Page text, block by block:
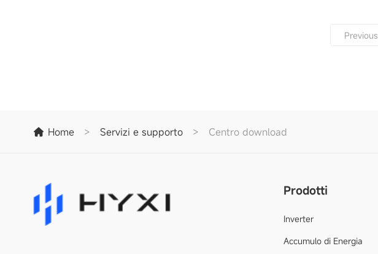
Previous
Home > Servizi e supporto > Centro download
Prodotti
Inverter
Accumulo di Energia